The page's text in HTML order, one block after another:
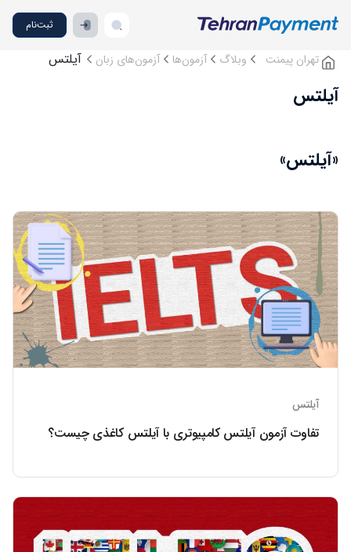
ثبت‌نام
تهران پیمنت وبلاگ آزمون‌ها آزمون‌های زبان آیلتس
آیلتس
«آیلتس»
آیلتس
تفاوت آزمون آیلتس کامپیوتری با آیلتس کاغذی چیست؟